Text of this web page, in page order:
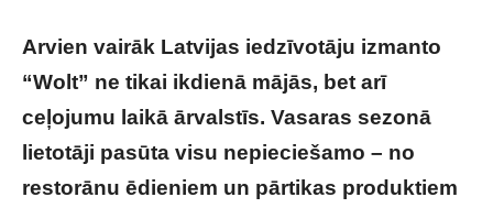
Arvien vairāk Latvijas iedzīvotāju izmanto
“Wolt” ne tikai ikdienā mājās, bet arī
ceļojumu laikā ārvalstīs. Vasaras sezonā
lietotāji pasūta visu nepieciešamo – no
restorānu ēdieniem un pārtikas produktiem